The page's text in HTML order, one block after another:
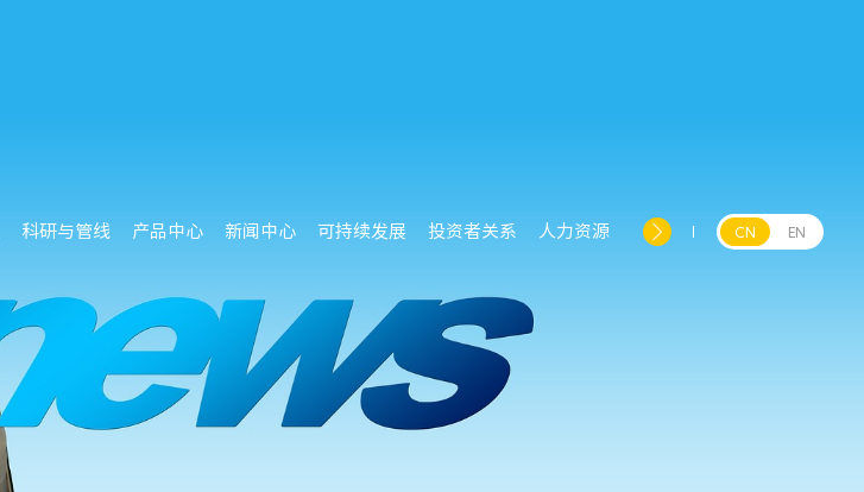
科研与管线 产品中心 新闻中心 可持续发展 投资者关系 人力资源 CN EN